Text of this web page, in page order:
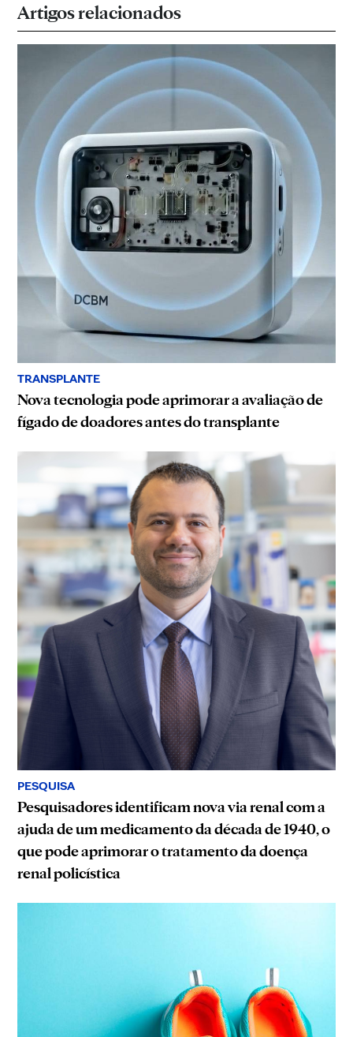
Artigos relacionados
TRANSPLANTE
Nova tecnologia pode aprimorar a avaliação de
fígado de doadores antes do transplante
PESQUISA
Pesquisadores identificam nova via renal com a
ajuda de um medicamento da década de 1940, o
que pode aprimorar o tratamento da doença
renal policística